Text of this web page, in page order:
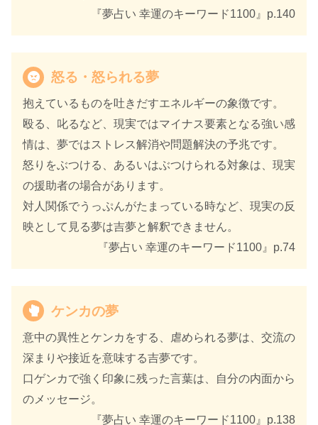
『夢占い 幸運のキーワード1100』p.140
怒る・怒られる夢
抱えているものを吐きだすエネルギーの象徴です。
殴る、叱るなど、現実ではマイナス要素となる強い感
情は、夢ではストレス解消や問題解決の予兆です。
怒りをぶつける、あるいはぶつけられる対象は、現実
の援助者の場合があります。
対人関係でうっぷんがたまっている時など、現実の反
映として見る夢は吉夢と解釈できません。
『夢占い 幸運のキーワード1100』p.74
ケンカの夢
意中の異性とケンカをする、虐められる夢は、交流の
深まりや接近を意味する吉夢です。
口ゲンカで強く印象に残った言葉は、自分の内面から
のメッセージ。
『夢占い 幸運のキーワード1100』p.138